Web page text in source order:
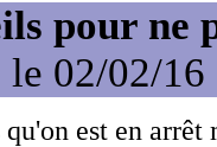
pour ne
02/02/16
est en arrêt